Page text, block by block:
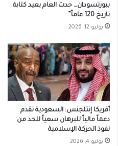
ببورتسودان… حدث العام يعيد كتابة
تاريخ 120 عاماً”
يوليو 12, 2026
أفريكا إنتلجنس: السعودية تقدم
دعماً مالياً للبرهان سعياً للحد من
نفوذ الحركة الإسلامية
يوليو 4, 2026